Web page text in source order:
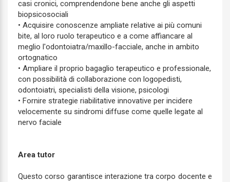
casi cronici, comprendendone bene anche gli aspetti
biopsicosociali
• Acquisire conoscenze ampliate relative ai più comuni
bite, al loro ruolo terapeutico e a come affiancare al
meglio l'odontoiatra/maxillo-facciale, anche in ambito
ortognatico
• Ampliare il proprio bagaglio terapeutico e professionale,
con possibilità di collaborazione con logopedisti,
odontoiatri, specialisti della visione, psicologi
• Fornire strategie riabilitative innovative per incidere
velocemente su sindromi diffuse come quelle legate al
nervo faciale
Area tutor
Questo corso garantisce interazione tra corpo docente e